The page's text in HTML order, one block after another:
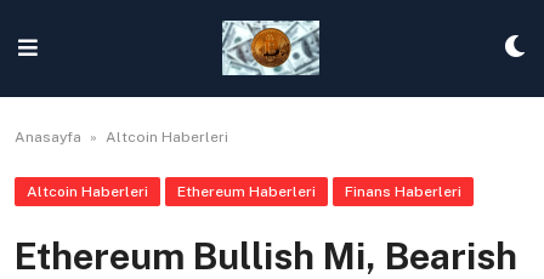
content
Anasayfa » Altcoin Haberleri
Altcoin Haberleri Ethereum Haberleri Finans Haberleri
Ethereum Bullish Mi, Bearish